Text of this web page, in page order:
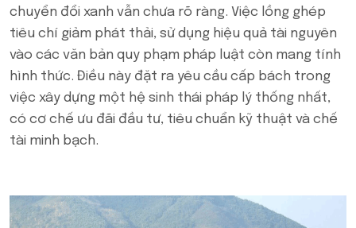
chuyển đổi xanh vẫn chưa rõ ràng. Việc lồng ghép
tiêu chí giảm phát thải, sử dụng hiệu quả tài nguyên
vào các văn bản quy phạm pháp luật còn mang tính
hình thức. Điều này đặt ra yêu cầu cấp bách trong
việc xây dựng một hệ sinh thái pháp lý thống nhất,
có cơ chế ưu đãi đầu tư, tiêu chuẩn kỹ thuật và chế
tài minh bạch.